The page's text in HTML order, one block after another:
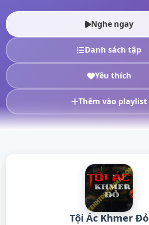
Nghe ngay
Danh sách tập
Yêu thích
Thêm vào playlist
Tội Ác Khmer Đỏ